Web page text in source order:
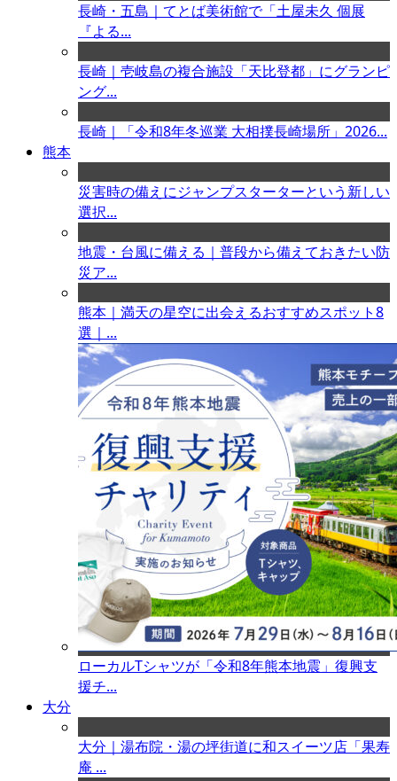
長崎・五島｜てとば美術館で「土屋未久 個展
『よる...
長崎｜壱岐島の複合施設「天比登都」にグランピ
ング...
長崎｜「令和8年冬巡業 大相撲長崎場所」2026...
熊本
災害時の備えにジャンプスターターという新しい
選択...
地震・台風に備える｜普段から備えておきたい防
災ア...
熊本｜満天の星空に出会えるおすすめスポット8
選｜...
ローカルTシャツが「令和8年熊本地震」復興支
援チ...
大分
大分｜湯布院・湯の坪街道に和スイーツ店「果寿
庵 ...